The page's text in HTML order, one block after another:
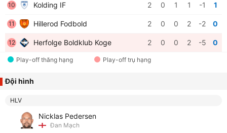
10 Kolding IF 2 0 1 1 -1 1
11 Hillerod Fodbold 2 0 0 2 -2 0
12 Herfolge Boldklub Koge 2 0 0 2 -5 0
Play-off thăng hạng Play-off trụ hạng
Đội hình
HLV
Nicklas Pedersen
Đan Mạch